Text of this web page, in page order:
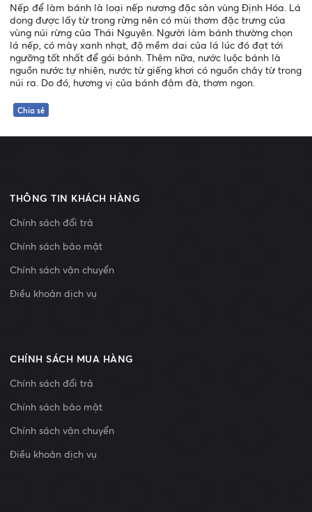
Nếp để làm bánh là loại nếp nương đặc sản vùng Định Hóa. Lá
dong được lấy từ trong rừng nên có mùi thơm đặc trưng của
vùng núi rừng của Thái Nguyên. Người làm bánh thường chọn
lá nếp, có mày xanh nhạt, độ mềm dai của lá lúc đó đạt tới
ngưỡng tốt nhất để gói bánh. Thêm nữa, nước luộc bánh là
nguồn nước tự nhiên, nước từ giếng khơi có nguồn chảy từ trong
núi ra. Do đó, hương vị của bánh đậm đà, thơm ngon.
Chia sẻ
THÔNG TIN KHÁCH HÀNG
Chính sách đổi trả
Chính sách bảo mật
Chính sách vận chuyển
Điều khoản dịch vụ
CHÍNH SÁCH MUA HÀNG
Chính sách đổi trả
Chính sách bảo mật
Chính sách vận chuyển
Điều khoản dịch vụ